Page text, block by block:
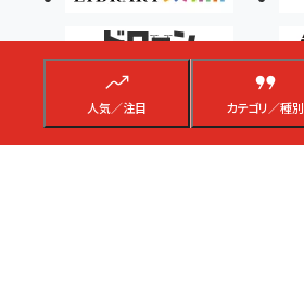
人気／注目 カテゴリ／種別